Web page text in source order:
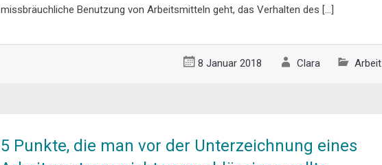
missbräuchliche Benutzung von Arbeitsmitteln geht, das Verhalten des […]
8 Januar 2018 Clara Arbeit
5 Punkte, die man vor der Unterzeichnung eines